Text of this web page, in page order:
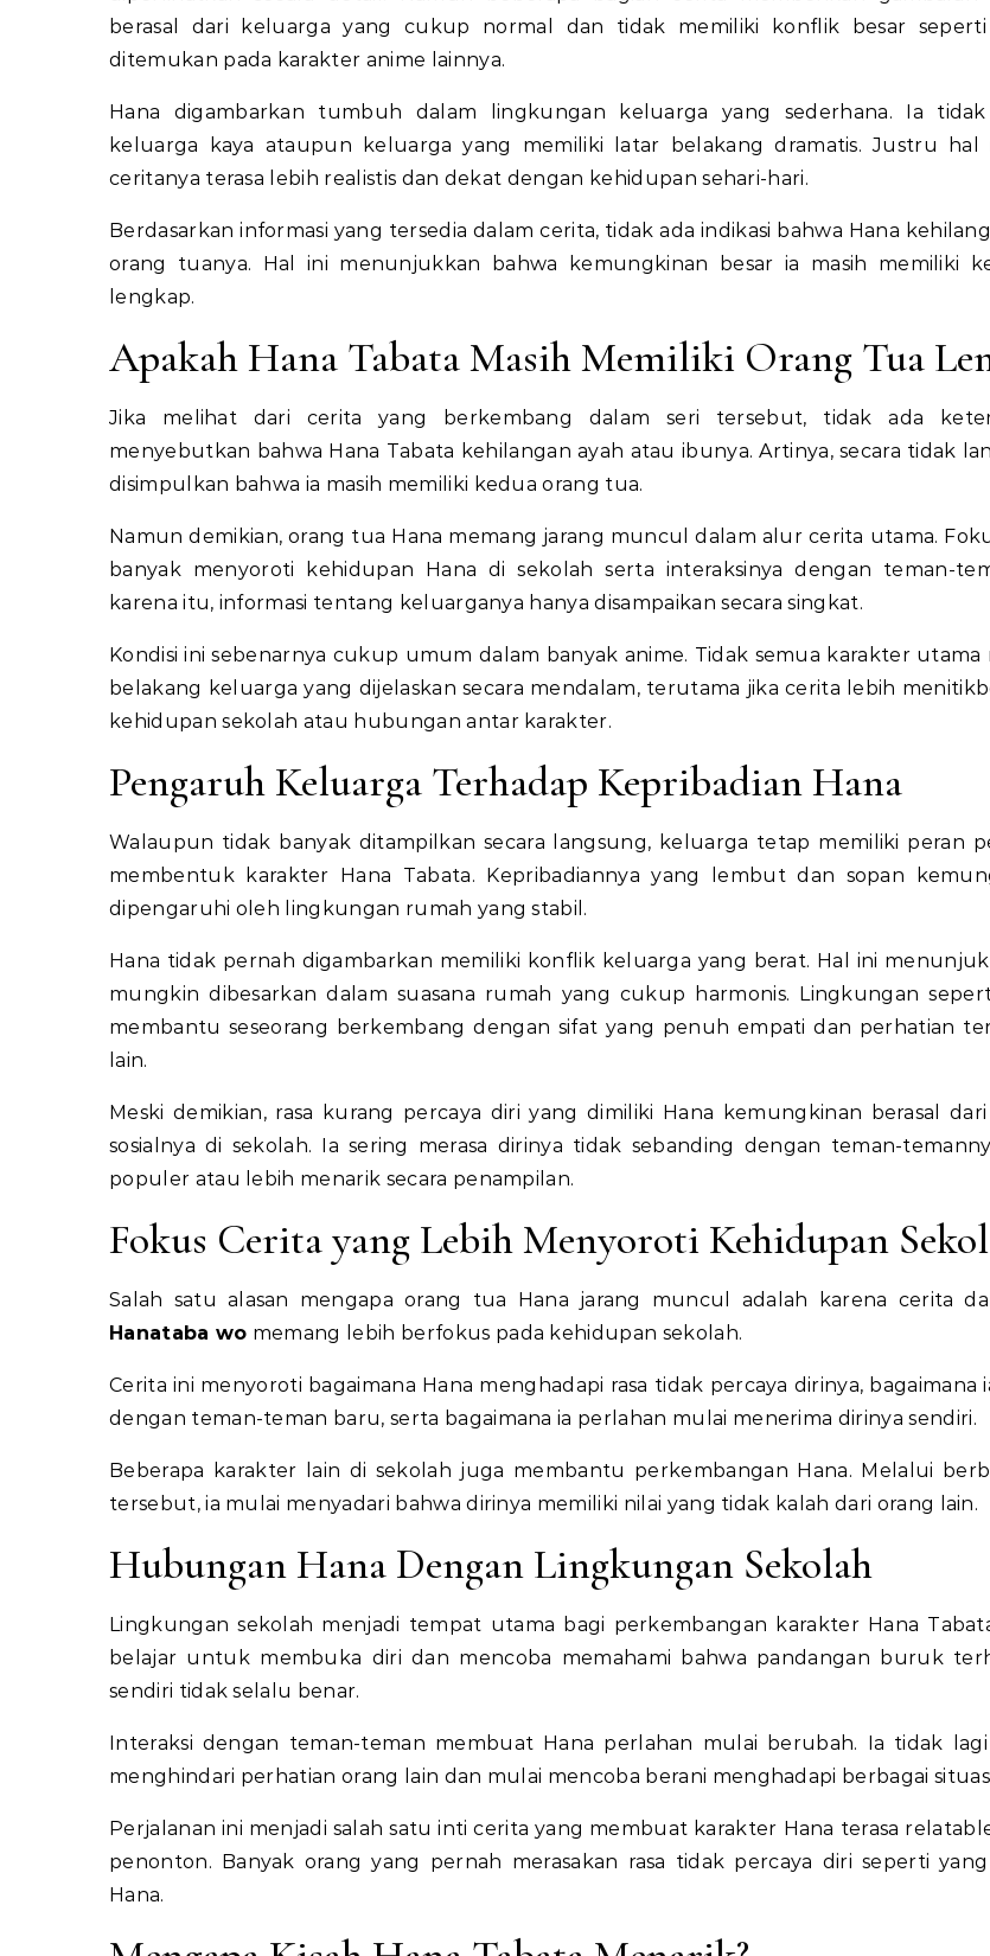
berasal dari keluarga yang cukup normal dan tidak memiliki konflik besar
ditemukan pada karakter anime lainnya.
Hana digambarkan tumbuh dalam lingkungan keluarga yang sederhana. Ia
keluarga kaya ataupun keluarga yang memiliki latar belakang dramatis. Justru hal
ceritanya terasa lebih realistis dan dekat dengan kehidupan sehari-hari.
Berdasarkan informasi yang tersedia dalam cerita, tidak ada indikasi bahwa Hana
orang tuanya. Hal ini menunjukkan bahwa kemungkinan besar ia masih memiliki
lengkap.
Apakah Hana Tabata Masih Memiliki Orang Tua
Jika melihat dari cerita yang berkembang dalam seri tersebut, tidak ada
menyebutkan bahwa Hana Tabata kehilangan ayah atau ibunya. Artinya, secara tidak
disimpulkan bahwa ia masih memiliki kedua orang tua.
Namun demikian, orang tua Hana memang jarang muncul dalam alur cerita utama.
banyak menyoroti kehidupan Hana di sekolah serta interaksinya dengan teman-
karena itu, informasi tentang keluarganya hanya disampaikan secara singkat.
Kondisi ini sebenarnya cukup umum dalam banyak anime. Tidak semua karakter utama
belakang keluarga yang dijelaskan secara mendalam, terutama jika cerita lebih
kehidupan sekolah atau hubungan antar karakter.
Pengaruh Keluarga Terhadap Kepribadian Hana
Walaupun tidak banyak ditampilkan secara langsung, keluarga tetap memiliki peran
membentuk karakter Hana Tabata. Kepribadiannya yang lembut dan sopan
dipengaruhi oleh lingkungan rumah yang stabil.
Hana tidak pernah digambarkan memiliki konflik keluarga yang berat. Hal ini
mungkin dibesarkan dalam suasana rumah yang cukup harmonis. Lingkungan
membantu seseorang berkembang dengan sifat yang penuh empati dan perhatian
lain.
Meski demikian, rasa kurang percaya diri yang dimiliki Hana kemungkinan berasal
sosialnya di sekolah. Ia sering merasa dirinya tidak sebanding dengan teman-
populer atau lebih menarik secara penampilan.
Fokus Cerita yang Lebih Menyoroti Kehidupan
Salah satu alasan mengapa orang tua Hana jarang muncul adalah karena cerita
Hanataba wo memang lebih berfokus pada kehidupan sekolah.
Cerita ini menyoroti bagaimana Hana menghadapi rasa tidak percaya dirinya, bagaimana
dengan teman-teman baru, serta bagaimana ia perlahan mulai menerima dirinya sendiri.
Beberapa karakter lain di sekolah juga membantu perkembangan Hana. Melalui
tersebut, ia mulai menyadari bahwa dirinya memiliki nilai yang tidak kalah dari orang lain.
Hubungan Hana Dengan Lingkungan Sekolah
Lingkungan sekolah menjadi tempat utama bagi perkembangan karakter Hana
belajar untuk membuka diri dan mencoba memahami bahwa pandangan buruk
sendiri tidak selalu benar.
Interaksi dengan teman-teman membuat Hana perlahan mulai berubah. Ia tidak
menghindari perhatian orang lain dan mulai mencoba berani menghadapi berbagai situasi
Perjalanan ini menjadi salah satu inti cerita yang membuat karakter Hana terasa
penonton. Banyak orang yang pernah merasakan rasa tidak percaya diri seperti
Hana.